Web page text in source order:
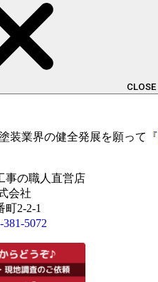
CLOSE
装業界の健全発展を願って『
事の職人直営店
会社
2-2-1
381-5072